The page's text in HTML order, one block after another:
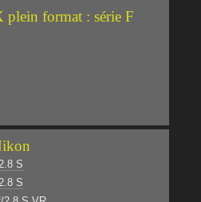
format : série F
S
S